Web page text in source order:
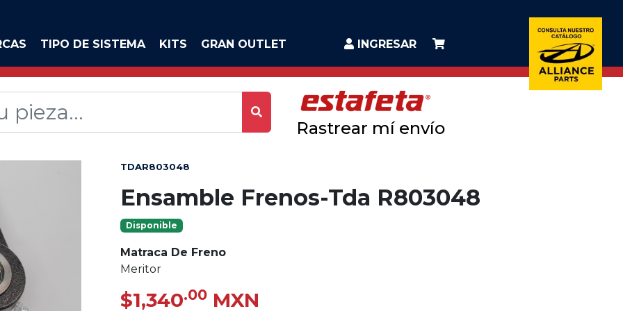
TIPO DE SISTEMA KITS GRAN OUTLET INGRESAR
Rastrear mí envío
TDAR803048
Ensamble Frenos-Tda R803048
Disponible
Matraca De Freno
Meritor
$1,340.00 MXN